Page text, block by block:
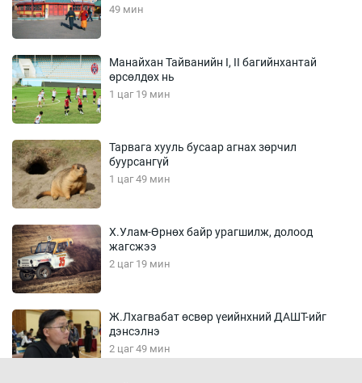
49 мин
Манайхан Тайванийн I, II багийнхантай
өрсөлдөх нь
1 цаг 19 мин
Тарвага хууль бусаар агнах зөрчил
буурсангүй
1 цаг 49 мин
Х.Улам-Өрнөх байр урагшилж, долоод
жагсжээ
2 цаг 19 мин
Ж.Лхагвабат өсвөр үеийнхний ДАШТ-ийг
дэнсэлнэ
2 цаг 49 мин